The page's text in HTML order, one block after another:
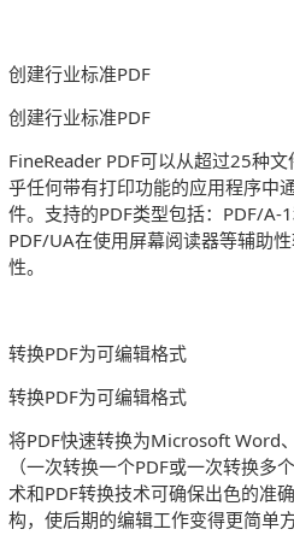
创建行业标准PDF
创建行业标准PDF
FineReader PDF可以从超过25种
乎任何带有打印功能的应用程序中
件。支持的PDF类型包括：PDF/A-
PDF/UA在使用屏幕阅读器等辅助
性。
转换PDF为可编辑格式
转换PDF为可编辑格式
将PDF快速转换为Microsoft Word
（一次转换一个PDF或一次转换多
术和PDF转换技术可确保出色的准
构，使后期的编辑工作变得更简单方